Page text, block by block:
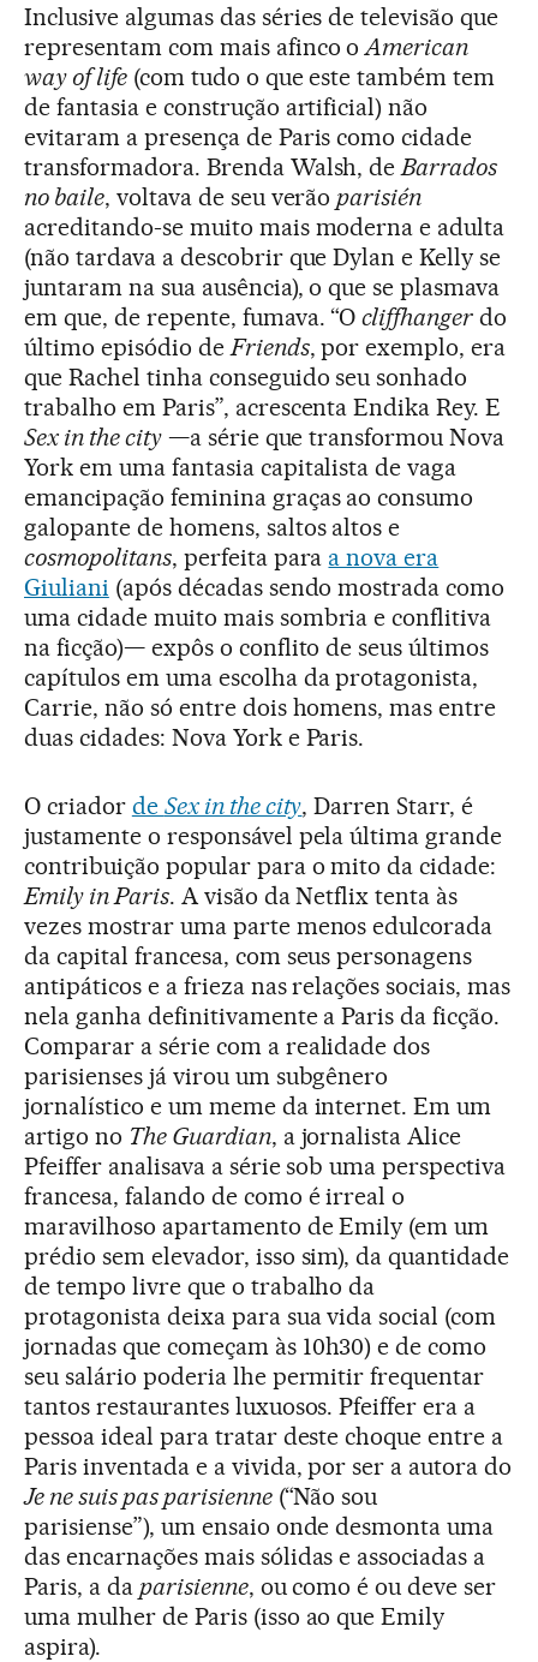
Inclusive algumas das séries de televisão que
representam com mais afinco oAmerican
way of life(com tudo o que este também tem
de fantasia e construção artificial) não
evitaram a presença de Paris como cidade
transformadora. Brenda Walsh, deBarrados
no baile, voltava de seu verãoparisién
acreditando-se muito mais moderna e adulta
(não tardava a descobrir que Dylan e Kelly se
juntaram na sua ausência), o que se plasmava
em que, de repente, fumava. “Ocliffhanger do
último episódio deFriends, por exemplo, era
que Rachel tinha conseguido seu sonhado
trabalho em Paris”, acrescenta Endika Rey. E
Sex in the city—a série que transformou Nova
York em uma fantasia capitalista de vaga
emancipação feminina graças ao consumo
galopante de homens, saltos altos e
cosmopolitans, perfeita para a nova era
Giuliani (após décadas sendo mostrada como
uma cidade muito mais sombria e conflitiva
na ficção)— expôs o conflito de seus últimos
capítulos em uma escolha da protagonista,
Carrie, não só entre dois homens, mas entre
duas cidades: Nova York e Paris.
O criador de Sex in the city, Darren Starr, é
justamente o responsável pela última grande
contribuição popular para o mito da cidade:
Emily in Paris. A visão da Netflix tenta às
vezes mostrar uma parte menos edulcorada
da capital francesa, com seus personagens
antipáticos e a frieza nas relações sociais, mas
nela ganha definitivamente a Paris da ficção.
Comparar a série com a realidade dos
parisienses já virou um subgênero
jornalístico e um meme da internet. Em um
artigo no The Guardian, a jornalista Alice
Pfeiffer analisava a série sob uma perspectiva
francesa, falando de como é irreal o
maravilhoso apartamento de Emily (em um
prédio sem elevador, isso sim), da quantidade
de tempo livre que o trabalho da
protagonista deixa para sua vida social (com
jornadas que começam às 10h30) e de como
seu salário poderia lhe permitir frequentar
tantos restaurantes luxuosos. Pfeiffer era a
pessoa ideal para tratar deste choque entre a
Paris inventada e a vivida, por ser a autora do
Je ne suis pas parisienne(“Não sou
parisiense”), um ensaio onde desmonta uma
das encarnações mais sólidas e associadas a
Paris, a da parisienne, ou como é ou deve ser
uma mulher de Paris (isso ao que Emily
aspira).